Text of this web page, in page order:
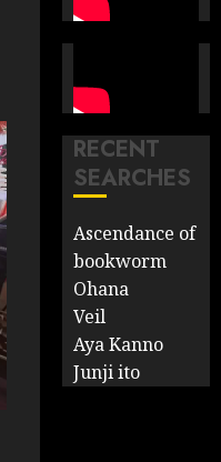
RECENT
SEARCHES
Ascendance of
bookworm
Ohana
Veil
Aya Kanno
Junji ito